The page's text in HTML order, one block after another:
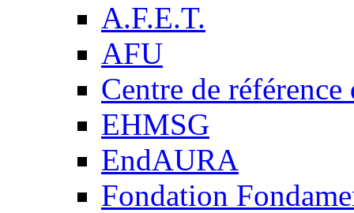
A.F.E.T.
AFU
Centre de
EHMSG
EndAURA
Fondation